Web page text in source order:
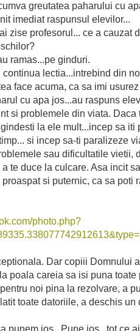
greutatea paharului cu
imediat raspunsul elevilor...
zise profesorul... ce a cauzat
ramas...pe ginduri.
continua lectia...intrebind din
face acuma, ca sa imi
cu apa jos...au raspuns
si problemele din viata. Daca
la ele mult...incep sa iti
si incep sa-ti paralizeze
sau dificultatile vietii,
te duce la culcare. Asa incit
si puternic, ca sa poti
photo.php?
Dar copiii Domnului
poala careia sa isi puna toate
noi pina la rezolvare, a
toate datoriile, a deschis un